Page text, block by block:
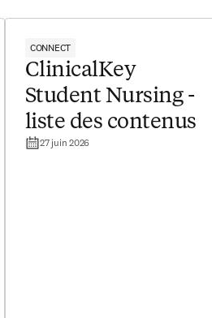
CONNECT
ClinicalKey
Student Nursing -
liste des contenus
27 juin 2026